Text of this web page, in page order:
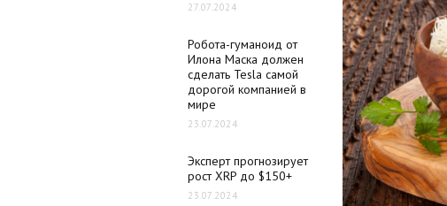
27.07.2024
Робота-гуманоид от
Илона Маска должен
сделать Tesla самой
дорогой компанией в
мире
23.07.2024
Эксперт прогнозирует
рост XRP до $150+
23.07.2024